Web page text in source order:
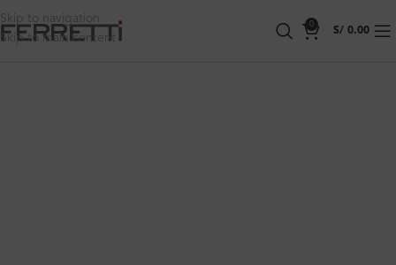
Skip to navigation
Skip to main content
0
S/ 0.00